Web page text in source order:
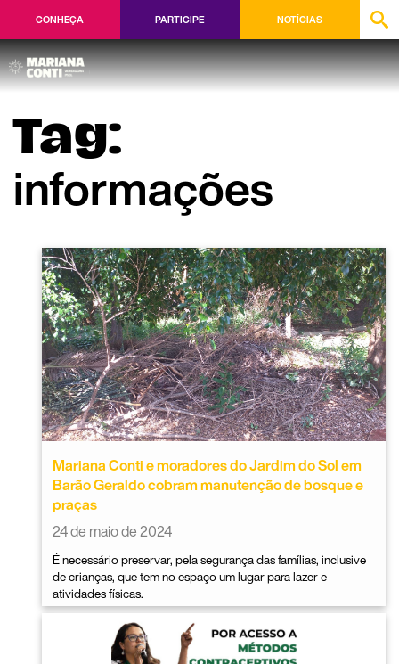
CONHEÇA PARTICIPE NOTÍCIAS
Tag:
informações
Mariana Conti e moradores do Jardim do Sol em
Barão Geraldo cobram manutenção de bosque e
praças
24 de maio de 2024
É necessário preservar, pela segurança das famílias, inclusive
de crianças, que tem no espaço um lugar para lazer e
atividades físicas.